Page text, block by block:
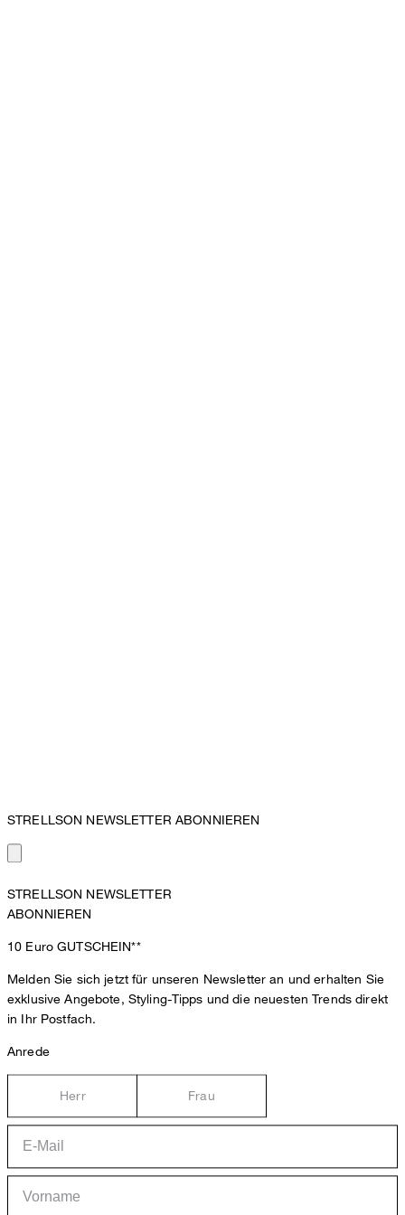
STRELLSON NEWSLETTER ABONNIEREN
STRELLSON NEWSLETTER
ABONNIEREN
10 EuroGUTSCHEIN**
Melden Sie sich jetzt für unseren Newsletter an und erhalten Sie
exklusive Angebote, Styling-Tipps und die neuesten Trends direkt
in Ihr Postfach.
Anrede
Herr Frau